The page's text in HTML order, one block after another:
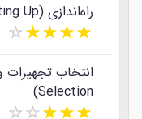
✓ مدارک تمکن مالی
✓ مدرک یا
✓ گواهی عدم
راه‌اندازی (Setting Up)
★
★
★
★
☆
Selection)
★
★
★
☆
☆